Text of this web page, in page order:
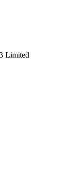
Limited